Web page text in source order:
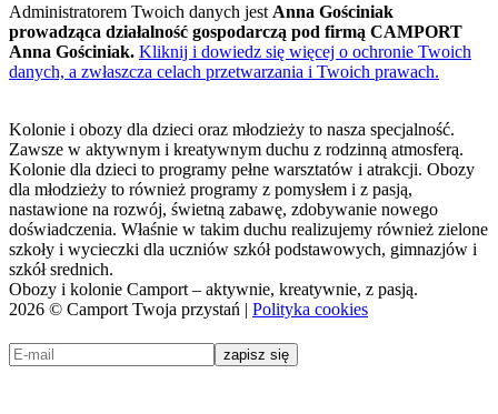
Administratorem Twoich danych jest Anna Gościniak
prowadząca działalność gospodarczą pod firmą CAMPORT
Anna Gościniak. Kliknij i dowiedz się więcej o ochronie Twoich
danych, a zwłaszcza celach przetwarzania i Twoich prawach.
Kolonie i obozy dla dzieci oraz młodzieży to nasza specjalność.
Zawsze w aktywnym i kreatywnym duchu z rodzinną atmosferą.
Kolonie dla dzieci to programy pełne warsztatów i atrakcji. Obozy
dla młodzieży to również programy z pomysłem i z pasją,
nastawione na rozwój, świetną zabawę, zdobywanie nowego
doświadczenia. Właśnie w takim duchu realizujemy również zielone
szkoły i wycieczki dla uczniów szkół podstawowych, gimnazjów i
szkół srednich.
Obozy i kolonie Camport – aktywnie, kreatywnie, z pasją.
2026 © Camport Twoja przystań | Polityka cookies